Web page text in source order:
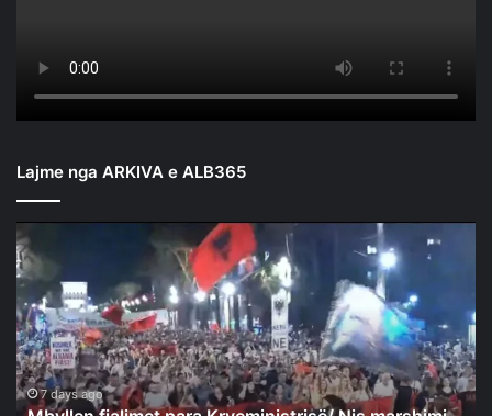
Lajme nga ARKIVA e ALB365
Mbyllen
fjalimet
para
Kryeministrisë/
Nis
marshimi
në
rrugët7 days ago